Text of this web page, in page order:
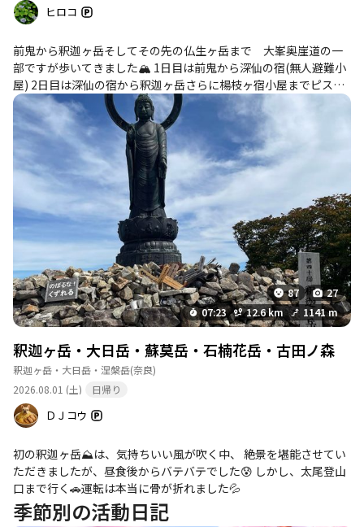
ヒロコ
前鬼から釈迦ヶ岳そしてその先の仏生ヶ岳まで 大峯奥崖道の一
部ですが歩いてきました🏔️ 1日目は前鬼から深仙の宿(無人避難小
屋) 2日目は深仙の宿から釈迦ヶ岳さらに楊枝ヶ宿小屋までピスト
ンして前鬼まで下山 下山後は十津川の民宿まで移動して温泉に入
ってお疲れ反省会の予定でしたが トラブル発生！ 🚙乗せてもら
った同行者さんの車の鍵紛失の事態😱 日も暮れかかり小仲坊まで
戻り ご厚意で泊まらせて頂きました 小仲坊では山行中にお会い
した修験者の方々が泊まっておられて 宿坊のご当主の御夫婦そ
して修験者の皆さんからとても温かく接して頂き 本当に有りが
たく心身共に救って頂きました ありがとうございました🙏
87
27
07:23
12.6 km 1141 m
釈迦ヶ岳・大日岳・蘇莫岳・石楠花岳・古田ノ森
釈迦ヶ岳・大日岳・涅槃岳(奈良)
2026.08.01 (土)
日帰り
ＤＪコウ
初の釈迦ヶ岳⛰️は、気持ちいい風が吹く中、 絶景を堪能させてい
ただきましたが、昼食後からバテバテでした😰 しかし、太尾登山
口まで行く🚗運転は本当に骨が折れました💦
季節別の活動日記